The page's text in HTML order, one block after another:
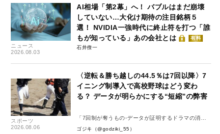
ニュース
2026.08.03
AI相場「第2幕」へ！ バブルはまだ崩壊
していない…大化け期待の注目銘柄５
選！ NVIDIA一強時代に終止符を打つ「誰
もが知っている」あの会社とは
有料
石井僚一
スポーツ
2026.08.06
〈逆転＆勝ち越しの44.5％は7回以降〉7
イニング制導入で高校野球はどう変わ
る？ データが明らかにする“短縮”の弊害
「7回制が奪うもの-データが証明するドラマの消
失-」
ゴジキ（@godziki_55）